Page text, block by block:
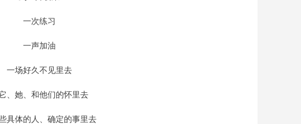
一次练习
一声加油
一场好久不见里去
、她、和他们的怀里去
具体的人、确定的事里去